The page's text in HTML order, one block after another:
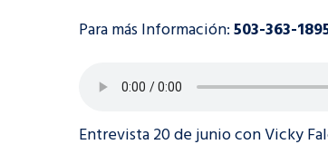
Para más Información:503-363-
Entrevista 20 de junio con Vicky